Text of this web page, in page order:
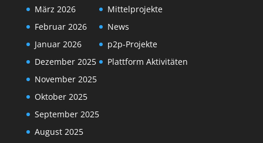
März 2026
Februar 2026
Januar 2026
Dezember 2025
November 2025
Oktober 2025
September 2025
August 2025
Mittelprojekte
News
p2p-Projekte
Plattform Aktivitäten